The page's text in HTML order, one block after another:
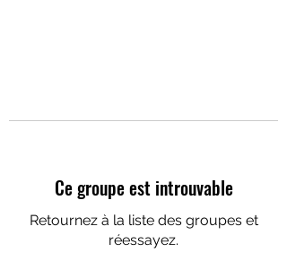
Ce groupe est introuvable
Retournez à la liste des groupes et
réessayez.